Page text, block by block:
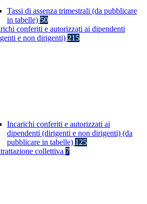
Tassi di assenza trimestrali (da pubblicare
in tabelle) 50
conferiti e autorizzati ai dipendenti
e non dirigenti) 215
Incarichi conferiti e autorizzati ai
dipendenti (dirigenti e non dirigenti) (da
pubblicare in tabelle) 125
collettiva 7